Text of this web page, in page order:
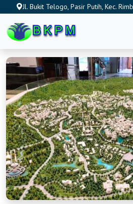
Jl. Bukit Telogo, Pasir Putih, Kec.